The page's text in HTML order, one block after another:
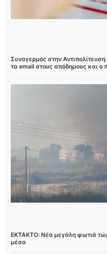
Συναγερμός στην
τα email στους απόδημους και
ΕΚΤΑΚΤΟ: Νέα μεγάλη φωτιά
μέσα